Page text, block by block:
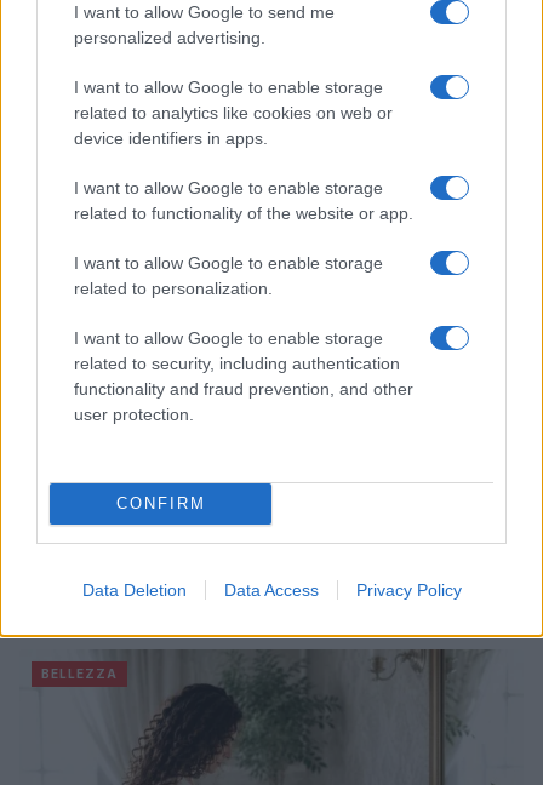
I want to allow Google to send me
personalized advertising.
I want to allow Google to enable storage
related to analytics like cookies on web or
device identifiers in apps.
I want to allow Google to enable storage
related to functionality of the website or app.
I want to allow Google to enable storage
related to personalization.
I want to allow Google to enable storage
related to security, including authentication
functionality and fraud prevention, and other
user protection.
CONFIRM
Data Deletion Data Access Privacy Policy
Outfit curvy estate 2026: come conquistare con stile
ad un appuntamento romantico
Matteo Pellegrino · 9 Ago 2026
bellezza
BELLEZZA